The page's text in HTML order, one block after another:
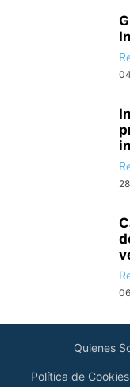
Quienes
Política de Cookies